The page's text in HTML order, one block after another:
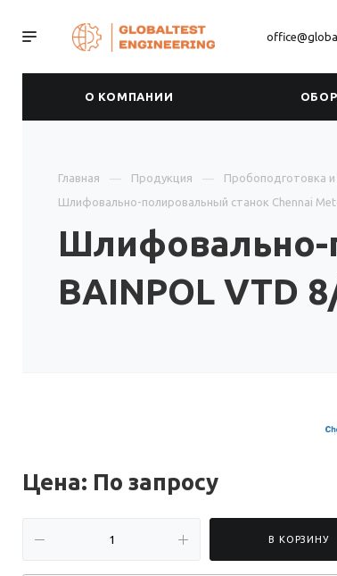
О КОМПАНИИ
Главная Продукция Пробоподготовка
Шлифовально-полировальный станок Chennai
Шлифовально-
BAINPOL VTD
Цена: По запросу
В КОРЗИНУ